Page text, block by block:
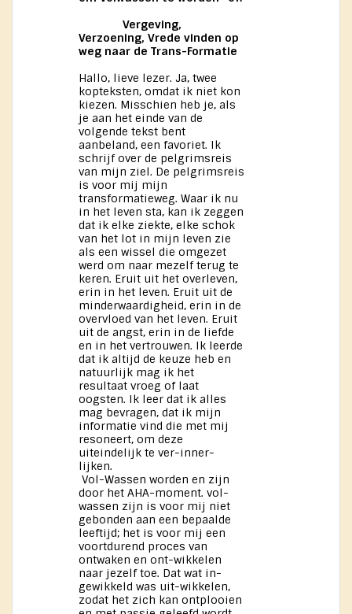
Vergeving,
Verzoening, Vrede vinden op
weg naar de Trans-Formatie
Hallo, lieve lezer. Ja, twee
kopteksten, omdat ik niet kon
kiezen. Misschien heb je, als
je aan het einde van de
volgende tekst bent
aanbeland, een favoriet. Ik
schrijf over de pelgrimsreis
van mijn ziel. De pelgrimsreis
is voor mij mijn
transformatieweg. Waar ik nu
in het leven sta, kan ik zeggen
dat ik elke ziekte, elke schok
van het lot in mijn leven zie
als een wissel die omgezet
werd om naar mezelf terug te
keren. Eruit uit het overleven,
erin in het leven. Eruit uit de
minderwaardigheid, erin in de
overvloed van het leven. Eruit
uit de angst, erin in de liefde
en in het vertrouwen. Ik leerde
dat ik altijd de keuze heb en
natuurlijk mag ik het
resultaat vroeg of laat
oogsten. Ik leer dat ik alles
mag bevragen, dat ik mijn
informatie vind die met mij
resoneert, om deze
uiteindelijk te ver-inner-
lijken.
Vol-Wassen worden en zijn
door het AHA-moment. vol-
wassen zijn is voor mij niet
gebonden aan een bepaalde
leeftijd; het is voor mij een
voortdurend proces van
ontwaken en ont-wikkelen
naar jezelf toe. Dat wat in-
gewikkeld was uit-wikkelen,
zodat het zich kan ontplooien